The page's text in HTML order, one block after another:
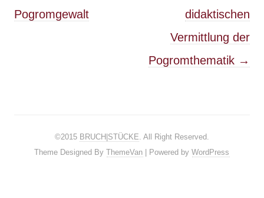
Pogromgewalt
didaktischen
Vermittlung der
Pogromthematik →
©2015 BRUCH|STÜCKE. All Right Reserved.
Theme Designed ByThemeVan | Powered byWordPress